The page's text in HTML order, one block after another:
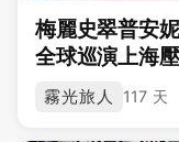
梅麗史翠普安
全球巡演上海
霧光旅人 117 天